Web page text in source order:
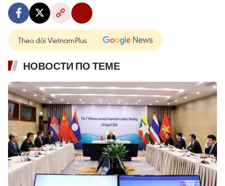
Theo dõi VietnamPlus
НОВОСТИ ПО ТЕМЕ